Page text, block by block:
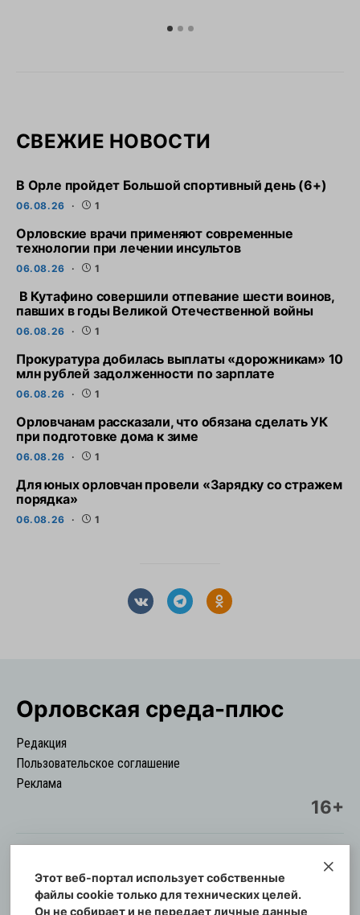
СВЕЖИЕ НОВОСТИ
В Орле пройдет Большой спортивный день (6+)
06.08.26 1
Орловские врачи применяют современные
технологии при лечении инсультов
06.08.26 1
В Кутафино совершили отпевание шести воинов,
павших в годы Великой Отечественной войны
06.08.26 1
Прокуратура добилась выплаты «дорожникам» 10
млн рублей задолженности по зарплате
06.08.26 1
Орловчанам рассказали, что обязана сделать УК
при подготовке дома к зиме
06.08.26 1
Для юных орловчан провели «Зарядку со стражем
порядка»
06.08.26 1
Орловская cреда-плюс
Редакция
Пользовательское соглашение
Реклама
16+
© Информационный городской портал
Орловская cреда-плюс, 2021-2026
Этот веб-портал использует собственные
файлы cookie только для технических целей.
Он не собирает и не передает личные данные